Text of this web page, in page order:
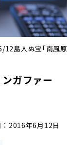
12島人ぬ宝｢南風
ガファー
2016年6月12日